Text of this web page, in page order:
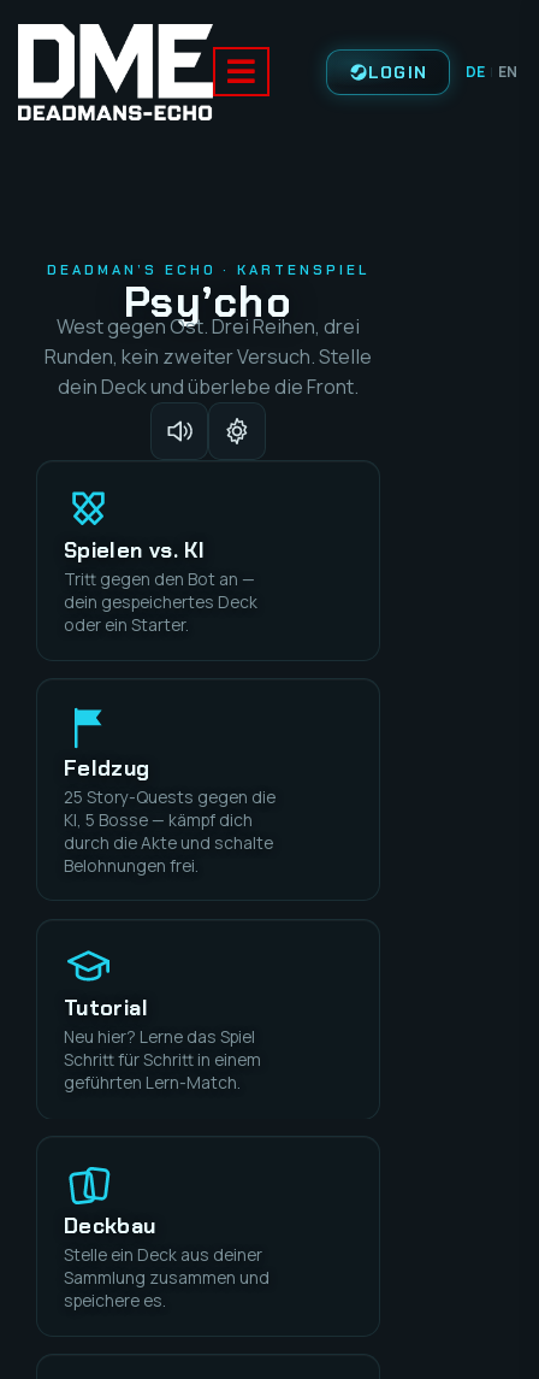
LOGIN DE | EN
DEADMAN’S ECHO · KARTENSPIEL
Psy’cho
West gegen Ost. Drei Reihen, drei
Runden, kein zweiter Versuch. Stelle
dein Deck und überlebe die Front.
Spielen vs. KI
Tritt gegen den Bot an —
dein gespeichertes Deck
oder ein Starter.
Feldzug
25 Story-Quests gegen die
KI, 5 Bosse — kämpf dich
durch die Akte und schalte
Belohnungen frei.
Tutorial
Neu hier? Lerne das Spiel
Schritt für Schritt in einem
geführten Lern-Match.
Deckbau
Stelle ein Deck aus deiner
Sammlung zusammen und
speichere es.